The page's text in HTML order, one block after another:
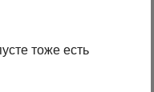
тоже есть